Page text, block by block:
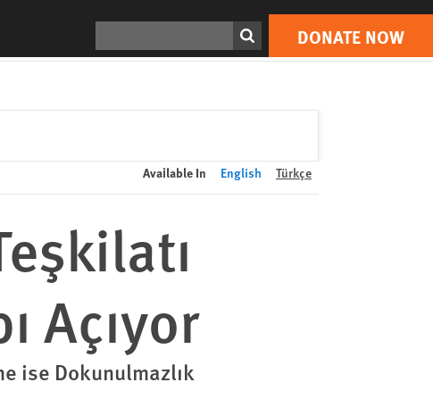
DONATE NOW
Print DONATE NOW
Available In English Türkçe
Açıyor
ise Dokunulmazlık